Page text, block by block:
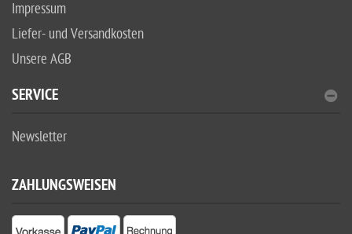
Impressum
Liefer- und Versandkosten
Unsere AGB
SERVICE
Newsletter
ZAHLUNGSWEISEN